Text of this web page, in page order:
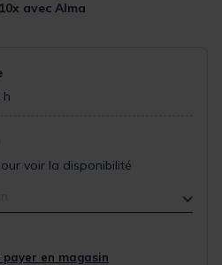
10x avec Alma
h
voir la disponibilité
en magasin